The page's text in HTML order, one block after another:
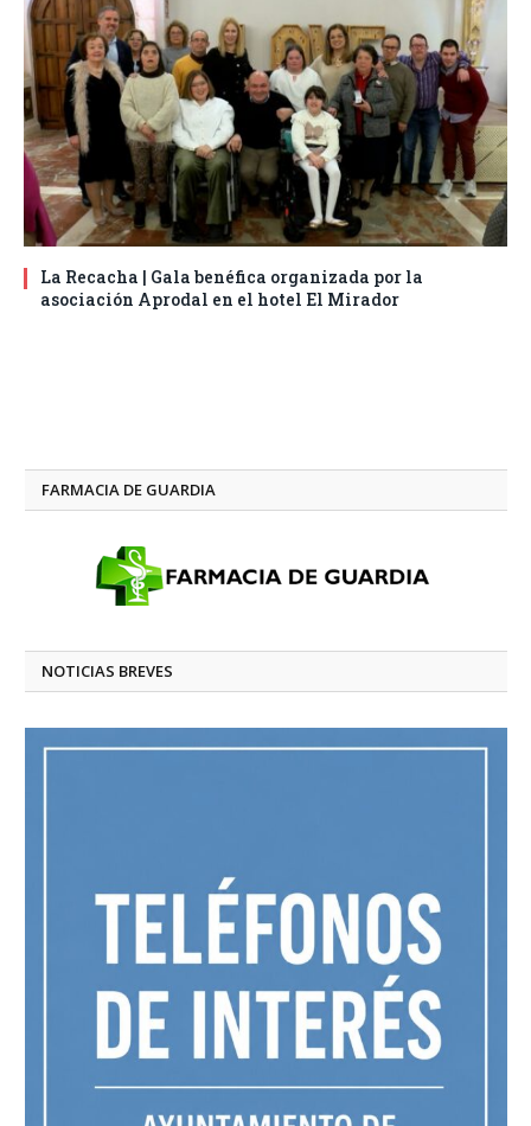
La Recacha | Gala benéfica organizada por la
asociación Aprodal en el hotel El Mirador
FARMACIA DE GUARDIA
NOTICIAS BREVES